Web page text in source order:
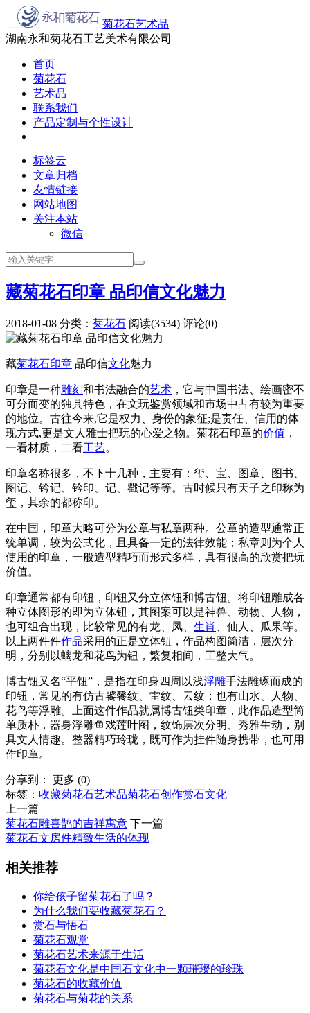
菊花石艺术品
湖南永和菊花石工艺美术有限公司
首页
菊花石
艺术品
联系我们
产品定制与个性设计
标签云
文章归档
友情链接
网站地图
关注本站
微信
藏菊花石印章 品印信文化魅力
2018-01-08 分类： 菊花石 阅读(3534) 评论(0)
藏菊花石印章 品印信文化魅力
印章是一种雕刻 和书法融合的艺术 ，它与中国书法、绘画密不
可分而变的独具特色，在文玩鉴赏领域和市场中占有较为重要
的地位。古往今来,它是权力、身份的象征;是责任、信用的体
现方式,更是文人雅士把玩的心爱之物。菊花石印章的价值 ，
一看材质，二看工艺。
印章名称很多，不下十几种，主要有：玺、宝、图章、图书、
图记、钤记、钤印、记、戳记等等。古时候只有天子之印称为
玺，其余的都称印。
在中国，印章大略可分为公章与私章两种。公章的造型通常正
统单调，较为公式化，且具备一定的法律效能；私章则为个人
使用的印章，一般造型精巧而形式多样，具有很高的欣赏把玩
价值。
印章通常都有印钮，印钮又分立体钮和博古钮。将印钮雕成各
种立体图形的即为立体钮，其图案可以是神兽、动物、人物，
也可组合出现，比较常见的有龙、凤、 生肖
、仙人、瓜果等。
以上两件件作品采用的正是立体钮，作品构图简洁，层次分
明，分别以螭龙和花鸟为钮，繁复相间，工整大气。
博古钮又名“平钮”，是指在印身四周以浅浮雕手法雕琢而成的
印钮，常见的有仿古饕餮纹、雷纹、云纹；也有山水、人物、
花鸟等浮雕。上面这件作品就属博古钮类印章，此作品造型简
单质朴，器身浮雕鱼戏莲叶图，纹饰层次分明、秀雅生动，别
具文人情趣。整器精巧玲珑，既可作为挂件随身携带，也可用
作印章。
分享到： 更多 (0)
标签： 收藏菊花石艺术品菊花石创作赏石文化
上一篇
菊花石雕喜鹊的吉祥寓意 下一篇
菊花石文房件精致生活的体现
相关推荐
你给孩子留菊花石了吗？
为什么我们要收藏菊花石？
赏石与悟石
菊花石观赏
菊花石艺术来源于生活
菊花石文化是中国石文化中一颗璀璨的珍珠
菊花石的收藏价值
菊花石与菊花的关系